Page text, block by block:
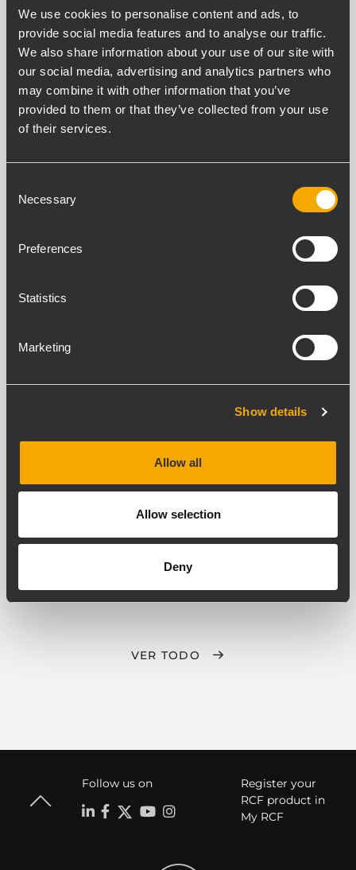
We use cookies to personalise content and ads, to
provide social media features and to analyse our traffic.
We also share information about your use of our site with
our social media, advertising and analytics partners who
may combine it with other information that you’ve
provided to them or that they’ve collected from your use
of their services.
Selection
Necessary
Preferences
Statistics
Marketing
Show details
Allow all
Allow selection
Deny
AYRA PRO5
MONITORES DE ESTUDIO ACTIVOS
PROFESIONALES DE DOS VÍAS
Respuesta de frecuencia: 50 Hz - 20
kHz
Respuesta de fase: 0°
Amplificadores de Clase D de gran
potencia: 75 W + 25 W
ARCHIVED
10 PULGADAS
PANEL DE ENTRADA ESTÉREO,
SALIDA ESTÉREO X-OVER
CONTROLADOR PROFESIONAL PASIVO
OUT
Perilla de control de volumen de alta
Circuito de atenuación pasiva libre de
VER TODO
Follow us on
Register your
RCF product in
My RCF